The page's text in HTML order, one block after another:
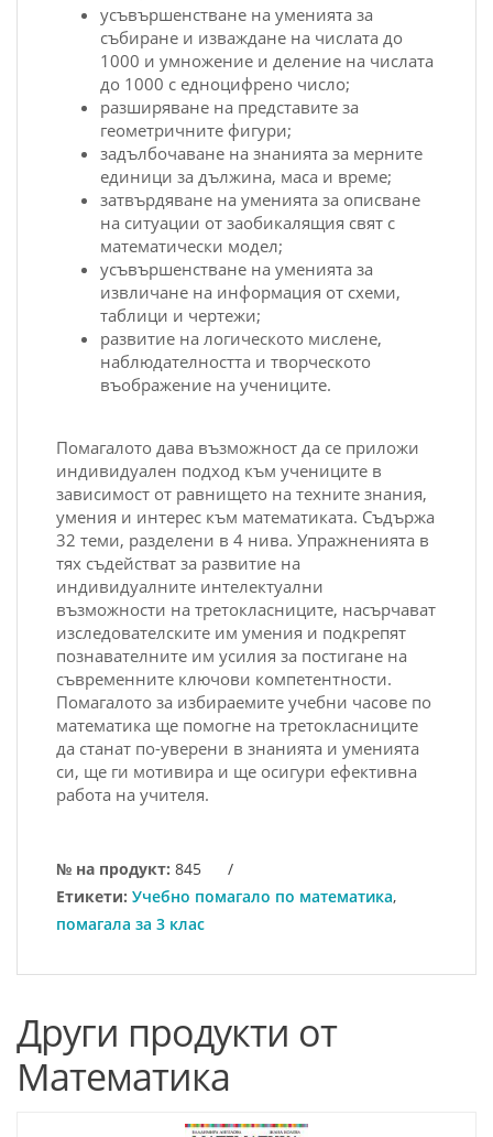
усъвършенстване на уменията за
събиране и изваждане на числата до
1000 и умножение и деление на числата
до 1000 с едноцифрено число;
разширяване на представите за
геометричните фигури;
задълбочаване на знанията за мерните
единици за дължина, маса и време;
затвърдяване на уменията за описване
на ситуации от заобикалящия свят с
математически модел;
усъвършенстване на уменията за
извличане на информация от схеми,
таблици и чертежи;
развитие на логическото мислене,
наблюдателността и творческото
въображение на учениците.
Помагалото дава възможност да се приложи
индивидуален подход към учениците в
зависимост от равнището на техните знания,
умения и интерес към математиката. Съдържа
32 теми, разделени в 4 нива. Упражненията в
тях съдействат за развитие на
индивидуалните интелектуални
възможности на третокласниците, насърчават
изследователските им умения и подкрепят
познавателните им усилия за постигане на
съвременните ключови компетентности.
Помагалото за избираемите учебни часове по
математика ще помогне на третокласниците
да станат по-уверени в знанията и уменията
си, ще ги мотивира и ще осигури ефективна
работа на учителя.
№ на продукт: 845
/
Етикети: Учебно помагало по математика,
помагала за 3 клас
Други продукти от
Математика